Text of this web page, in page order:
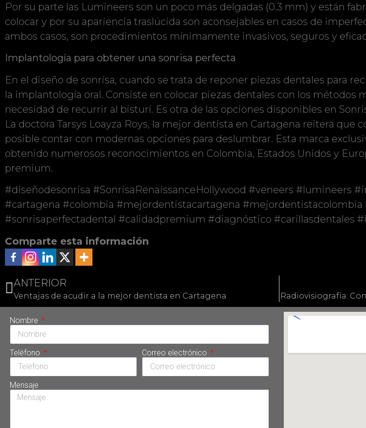
Por su parte las Lumineers son un poco más delgadas (0.3 mm) y están
colocar y por su apariencia traslúcida son aconsejables en casos de
ambos casos, son procedimientos mínimamente invasivos, seguros y
Implantología para obtener una sonrisa perfecta
En el diseño de sonrisa, cuando se trata de reponer piezas dentales para
la implantología oral. Consiste en colocar piezas dentales con los métodos
necesidad de recurrir al bisturí. Es otra de las opciones disponibles en
La doctora Tarsys Loayza Roys, la mejor dentista en Cartagena reitera que
posible contar con modernas opciones para deslumbrar. Esta marca
obtenido numerosos reconocimientos en Colombia, Estados Unidos y
premium.
#diseñodesonrisa #SonrisaRenaissanceHollywood #veneers #lumineers
#cartagena #colombia #mejordentistacartagena #mejordentistacolombia
#sonrisaperfectadental #calidadpremium #diagnóstico #carillasdentales
Comparte esta información
ANTERIOR
Ventajas de acudir a la mejor dentista en Cartagena Radiovisiografía:
Nombre
Teléfono Correo electrónico
Mensaje